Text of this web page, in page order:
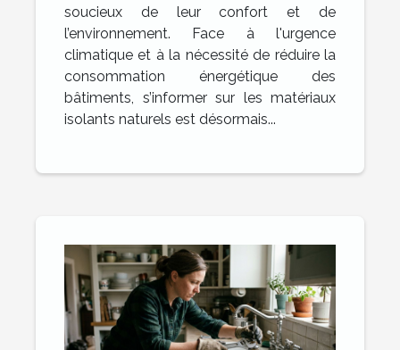
soucieux de leur confort et de
l’environnement. Face à l'urgence
climatique et à la nécessité de réduire la
consommation énergétique des
bâtiments, s’informer sur les matériaux
isolants naturels est désormais...